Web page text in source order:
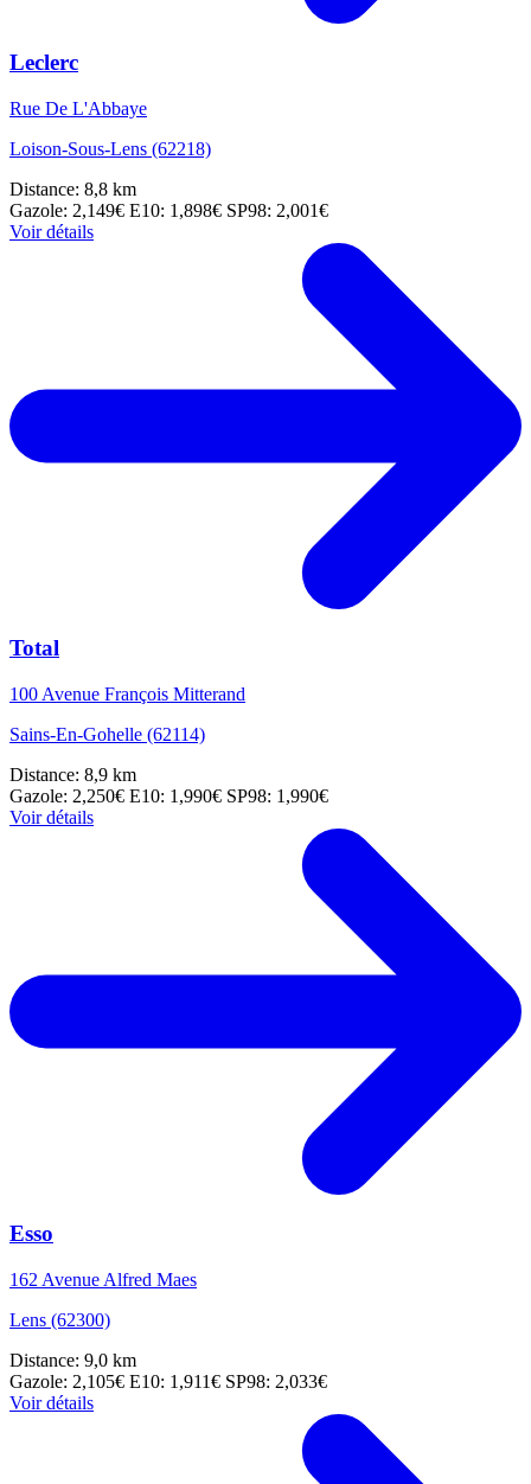
Leclerc
Rue De L'Abbaye
Loison-Sous-Lens (62218)
Distance: 8,8 km
Gazole: 2,149€ E10: 1,898€ SP98: 2,001€
Voir détails
Total
100 Avenue François Mitterand
Sains-En-Gohelle (62114)
Distance: 8,9 km
Gazole: 2,250€ E10: 1,990€ SP98: 1,990€
Voir détails
Esso
162 Avenue Alfred Maes
Lens (62300)
Distance: 9,0 km
Gazole: 2,105€ E10: 1,911€ SP98: 2,033€
Voir détails